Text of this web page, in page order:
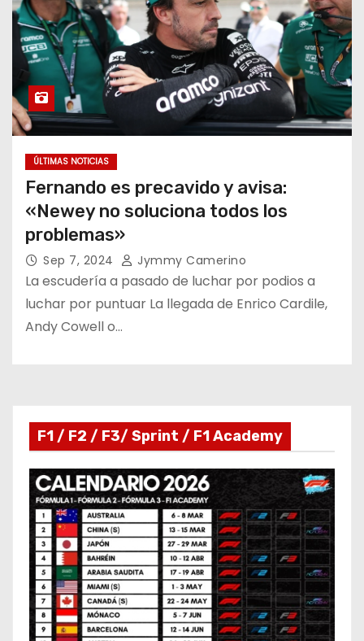
ÚLTIMAS NOTICIAS
Fernando es precavido y avisa:
«Newey no soluciona todos los
problemas»
Sep 7, 2024 Jymmy Camerino
La escudería a pasado de luchar por podios a
luchar por puntuar La llegada de Enrico Cardile,
Andy Cowell o…
F1 / F2 / F3/ Sprint / F1 Academy